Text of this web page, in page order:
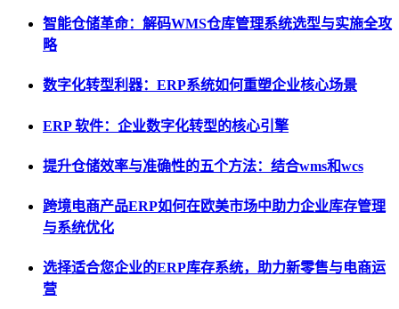
智能仓储革命：解码WMS仓库管理系统选型与实施全攻
略
数字化转型利器：ERP系统如何重塑企业核心场景
ERP 软件：企业数字化转型的核心引擎
提升仓储效率与准确性的五个方法：结合wms和wcs
跨境电商产品ERP如何在欧美市场中助力企业库存管理
与系统优化
选择适合您企业的ERP库存系统，助力新零售与电商运
营